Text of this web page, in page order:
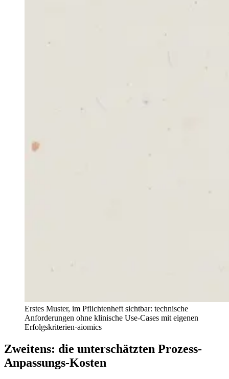
Erstes Muster, im Pflichtenheft sichtbar: technische
Anforderungen ohne klinische Use-Cases mit eigenen
Erfolgskriterien·aiomics
Zweitens: die unterschätzten Prozess-
Anpassungs-Kosten